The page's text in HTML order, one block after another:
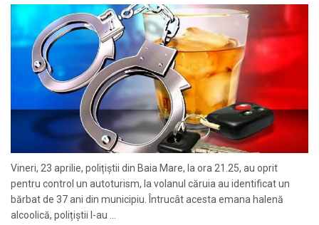
Vineri, 23 aprilie, polițiștii din Baia Mare, la ora 21.25, au oprit
pentru control un autoturism, la volanul căruia au identificat un
bărbat de 37 ani din municipiu. Întrucât acesta emana halenă
alcoolică, polițiștii l-au ...